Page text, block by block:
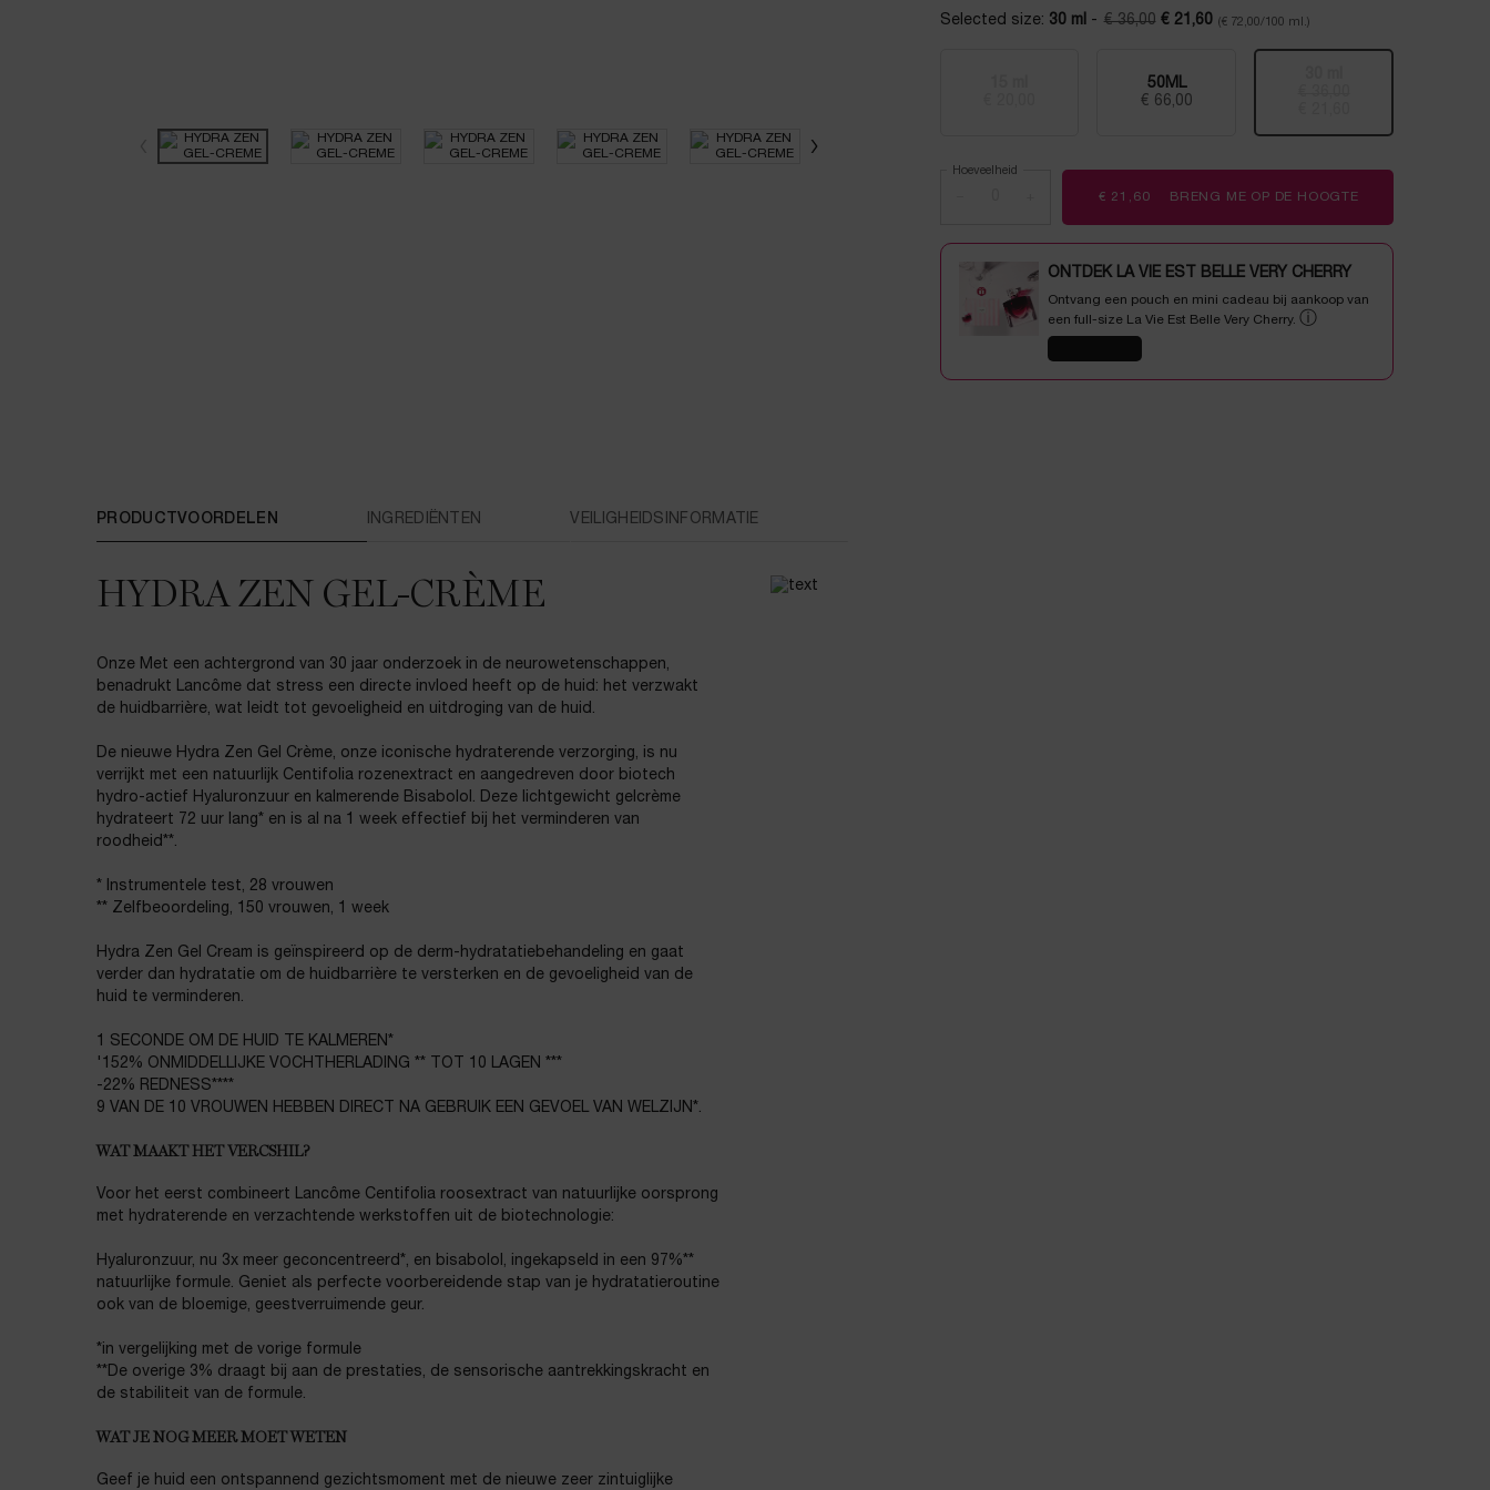
beoordelingen.
Dezelfde
Selected size: 30 ml -
Oude prijs
€ 36,00
Nieuwe prijs
€ 21,60 (€ 72,00/100 ml.)
De productvariant is niet in voorraad, {0}
Geselecteerd
50ML
€ 66,00
, 2 of 3
Hoeveelheid
€ 21,60 BRENG ME OP DE HOOGTE
ONTDEK LA VIE EST BELLE VERY CHERRY
Ontvang een pouch en mini cadeau bij aankoop van
een full-size La Vie Est Belle Very Cherry. ⓘ
PRODUCTVOORDELEN INGREDIËNTEN VEILIGHEIDSINFORMATIE
HYDRA ZEN GEL-CRÈME
Onze Met een achtergrond van 30 jaar onderzoek in de neurowetenschappen,
benadrukt Lancôme dat stress een directe invloed heeft op de huid: het verzwakt
de huidbarrière, wat leidt tot gevoeligheid en uitdroging van de huid.
De nieuwe Hydra Zen Gel Crème, onze iconische hydraterende verzorging, is nu
verrijkt met een natuurlijk Centifolia rozenextract en aangedreven door biotech
hydro-actief Hyaluronzuur en kalmerende Bisabolol. Deze lichtgewicht gelcrème
hydrateert 72 uur lang* en is al na 1 week effectief bij het verminderen van
roodheid**.
* Instrumentele test, 28 vrouwen
** Zelfbeoordeling, 150 vrouwen, 1 week
Hydra Zen Gel Cream is geïnspireerd op de derm-hydratatiebehandeling en gaat
verder dan hydratatie om de huidbarrière te versterken en de gevoeligheid van de
huid te verminderen.
1 SECONDE OM DE HUID TE KALMEREN*
'152% ONMIDDELLIJKE VOCHTHERLADING ** TOT 10 LAGEN ***
-22% REDNESS****
9 VAN DE 10 VROUWEN HEBBEN DIRECT NA GEBRUIK EEN GEVOEL VAN WELZIJN*.
WAT MAAKT HET VERCSHIL?
Voor het eerst combineert Lancôme Centifolia roosextract van natuurlijke oorsprong
met hydraterende en verzachtende werkstoffen uit de biotechnologie:
Hyaluronzuur, nu 3x meer geconcentreerd*, en bisabolol, ingekapseld in een 97%**
natuurlijke formule. Geniet als perfecte voorbereidende stap van je hydratatieroutine
ook van de bloemige, geestverruimende geur.
*in vergelijking met de vorige formule
**De overige 3% draagt bij aan de prestaties, de sensorische aantrekkingskracht en
de stabiliteit van de formule.
WAT JE NOG MEER MOET WETEN
Geef je huid een ontspannend gezichtsmoment met de nieuwe zeer zintuiglijke